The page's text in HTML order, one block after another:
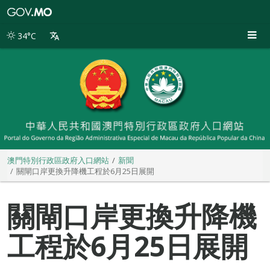
別
34°C
澳門特別行政區政府入口網站
新聞
關閘口岸更換升降機工程於6月25日展開
關閘口岸更換升降機
工程於6月25日展開